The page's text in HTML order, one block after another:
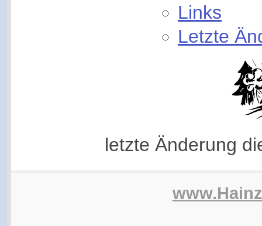
Links
Letzte
letzte Änderung